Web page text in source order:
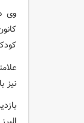
وی
نیز